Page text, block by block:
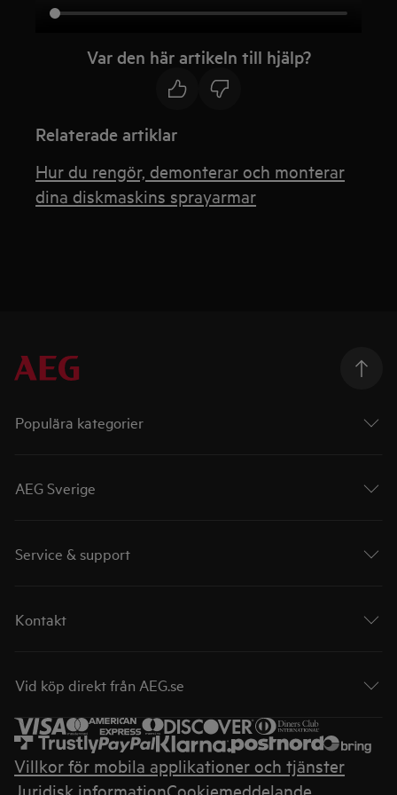
Var den här artikeln till hjälp?
Relaterade artiklar
Hur du rengör, demonterar och monterar
dina diskmaskins sprayarmar
Populära kategorier
AEG Sverige
Service & support
Kontakt
Vid köp direkt från AEG.se
Villkor för mobila applikationer och tjänster
Juridisk informationCookiemeddelande